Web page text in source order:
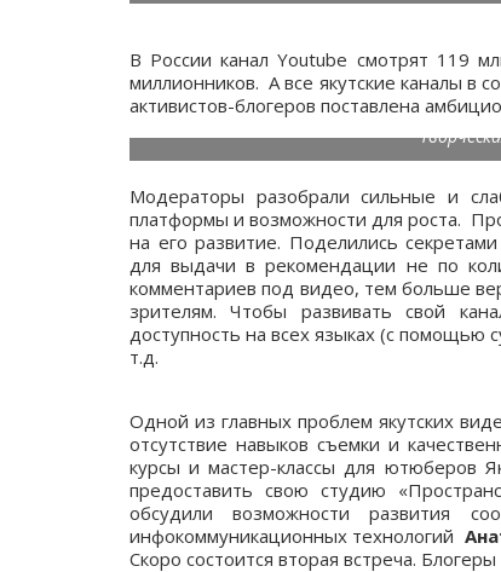
В России канал Youtube смотрят 119
миллионников. А все якутские каналы в
активистов-блогеров поставлена
Модераторы разобрали сильные и
платформы и возможности для роста.
на его развитие. Поделились
для выдачи в рекомендации не по
комментариев под видео, тем больше
зрителям. Чтобы развивать свой
доступность на всех языках (с помощью
т.д.
Одной из главных проблем якутских
отсутствие навыков съемки и
курсы и мастер-классы для ютюберов
предоставить свою студию
обсудили возможности развития
инфокоммуникационных технологий
Скоро состоится вторая встреча.